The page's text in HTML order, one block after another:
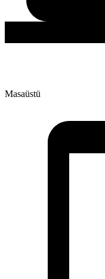
Masaüstü